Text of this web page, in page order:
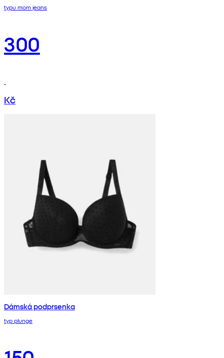
typu mom jeans
300
Kč
Dámská podprsenka
typ plunge